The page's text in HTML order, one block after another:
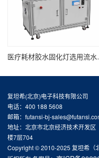
医疗耗
复坦希(北京)电子科技有限公司
电话：400 188 5608
邮箱：futansi-bj-
地址：北京市北京经济技术开发
楼7层704
Copyright © 2010-2025 复坦希（